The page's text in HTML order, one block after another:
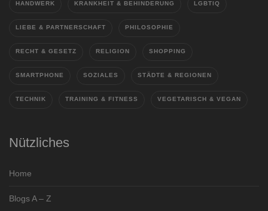
HANDWERK KRANKHEIT & BEHINDERUNG LGBTIQ
LIEBE & PARTNERSCHAFT PHILOSOPHIE
RECHT & GESETZ RELIGION SHOPPING
SMARTPHONE SOZIALES STÄDTE & REGIONEN
TECHNIK TRAINING & FITNESS VEGETARISCH & VEGAN
Nützliches
Home
Blogs A – Z